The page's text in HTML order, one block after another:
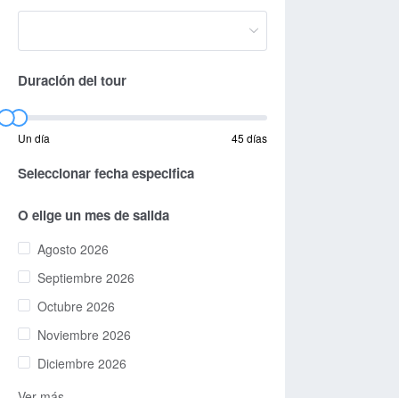
Duración del tour
Un día 45 días
Seleccionar fecha especifica
O elige un mes de salida
Agosto 2026
Septiembre 2026
Octubre 2026
Noviembre 2026
Diciembre 2026